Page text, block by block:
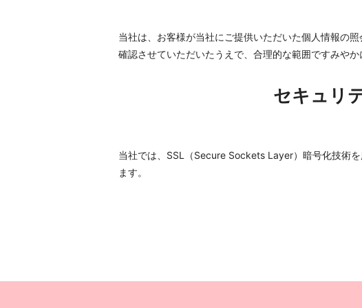
当社は、お客様が当社にご提供いただいた個人情報の
確認させていただいたうえで、合理的な範囲ですみやか
セキュリ
当社では、SSL（Secure Sockets Layer）暗号化技術
ます。